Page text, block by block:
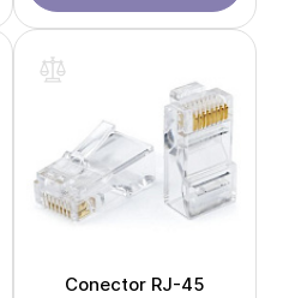
Conector RJ-45